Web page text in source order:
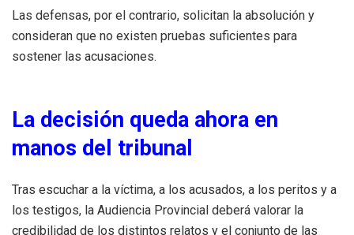
Las defensas, por el contrario, solicitan la absolución y
consideran que no existen pruebas suficientes para
sostener las acusaciones.
La decisión queda ahora en
manos del tribunal
Tras escuchar a la víctima, a los acusados, a los peritos y a
los testigos, la Audiencia Provincial deberá valorar la
credibilidad de los distintos relatos y el conjunto de las